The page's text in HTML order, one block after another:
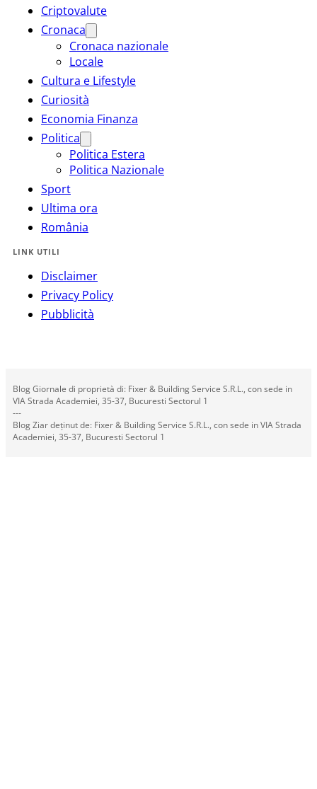
Criptovalute
Cronaca
Cronaca nazionale
Locale
Cultura e Lifestyle
Curiosità
Economia Finanza
Politica
Politica Estera
Politica Nazionale
Sport
Ultima ora
România
LINK UTILI
Disclaimer
Privacy Policy
Pubblicità
Blog Giornale di proprietà di: Fixer & Building Service S.R.L., con sede in
VIA Strada Academiei, 35-37, Bucuresti Sectorul 1
---
Blog Ziar deținut de: Fixer & Building Service S.R.L., con sede in VIA Strada
Academiei, 35-37, Bucuresti Sectorul 1